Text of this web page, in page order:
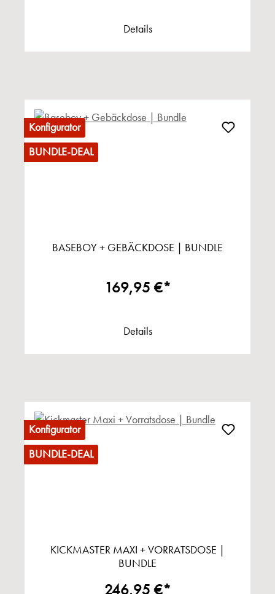
Details
Konfigurator
BUNDLE-DEAL
BASEBOY + GEBÄCKDOSE | BUNDLE
169,95 €*
Details
Konfigurator
BUNDLE-DEAL
KICKMASTER MAXI + VORRATSDOSE |
BUNDLE
246,95 €*